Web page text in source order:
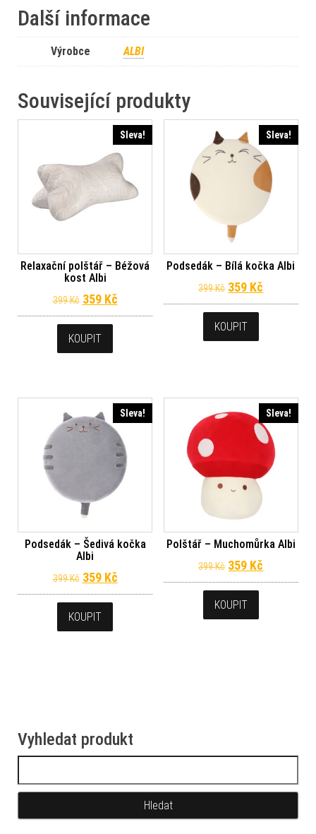
Další informace
Výrobce ALBI
Související produkty
Sleva!
Relaxační polštář – Béžová
kost Albi
399Kč Původní cena byla: 399 Kč.
359 KčAktuální cena je: 359 Kč.
KOUPIT
Sleva!
Podsedák – Bílá kočka Albi
399Kč Původní cena
359 Kč
KOUPIT
Sleva!
Podsedák – Šedivá kočka
Albi
399Kč Původní cena byla: 399 Kč.
359 KčAktuální cena je: 359 Kč.
KOUPIT
Sleva!
Polštář – Muchomůrka Albi
399Kč Původní cena
359 Kč
KOUPIT
Vyhledat produkt